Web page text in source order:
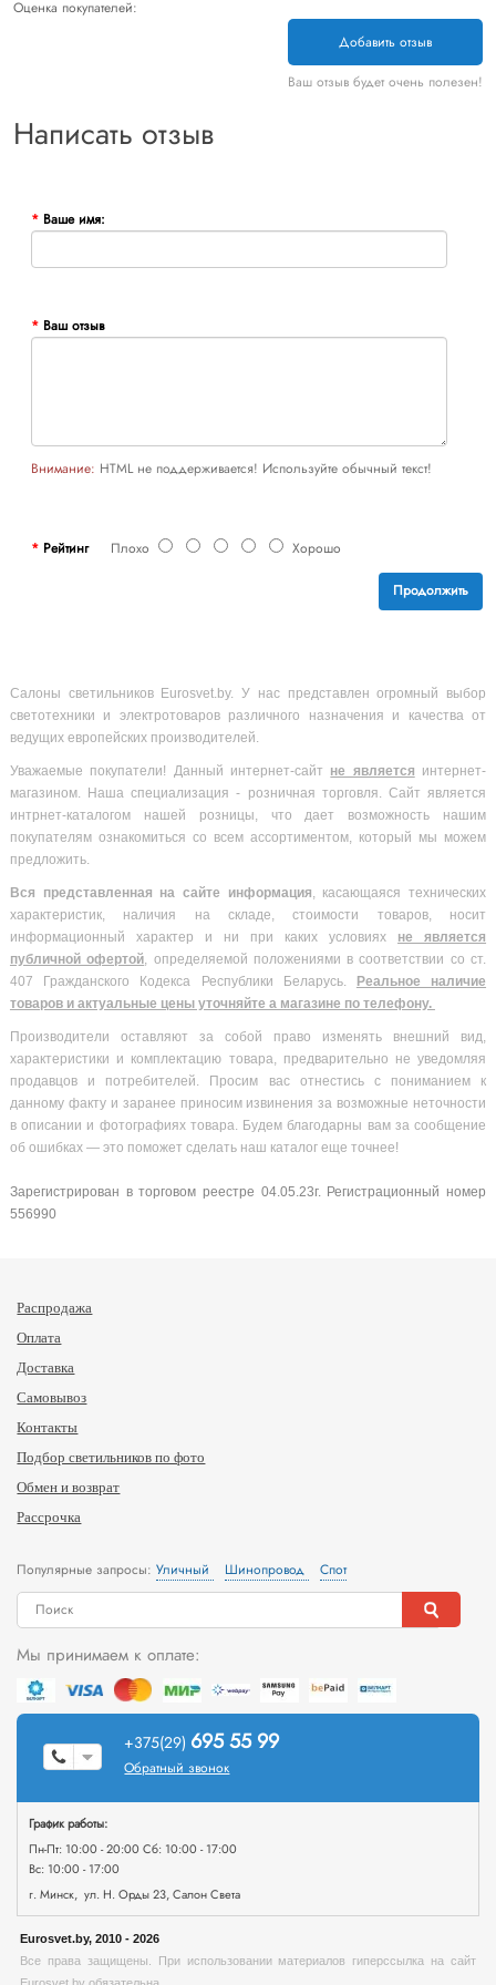
Оценка покупателей:
Добавить отзыв
Ваш отзыв будет очень полезен!
Написать отзыв
Ваше имя:
Ваш отзыв
Внимание: HTML не поддерживается! Используйте обычный текст!
РейтингПлохо Хорошо
Продолжить
Салоны светильников Eurosvet.by. У нас представлен огромный выбор
светотехники и электротоваров различного назначения и качества от
ведущих европейских производителей.
Уважаемые покупатели! Данный интернет-сайт не является интернет-
магазином. Наша специализация - розничная торговля. Сайт является
интрнет-каталогом нашей розницы, что дает возможность нашим
покупателям ознакомиться со всем ассортиментом, который мы можем
предложить.
Вся представленная на сайте информация, касающаяся технических
характеристик, наличия на складе, стоимости товаров, носит
информационный характер и ни при каких условиях не является
публичной офертой, определяемой положениями в соответствии со ст.
407 Гражданского Кодекса Республики Беларусь.
Реальное наличие
товаров и актуальные цены уточняйте а магазине по телефону.
Производители оставляют за собой право изменять внешний вид,
характеристики и комплектацию товара, предварительно не уведомляя
продавцов и потребителей. Просим вас отнестись с пониманием к
данному факту и заранее приносим извинения за возможные неточности
в описании и фотографиях товара. Будем благодарны вам за сообщение
об ошибках — это поможет сделать наш каталог еще точнее!
Зарегистрирован в торговом реестре 04.05.23г. Регистрационный номер
556990
Распродажа
Оплата
Доставка
Самовывоз
Контакты
Подбор светильников по фото
Обмен и возврат
Рассрочка
Популярные запросы:Уличный Шинопровод Спот
Мы принимаем к оплате:
+375(29) 695 55 99
Обратный звонок
График работы:
Пн-Пт: 10:00 - 20:00 Сб: 10:00 - 17:00
Вс: 10:00 - 17:00
г. Минск, ул. Н. Орды 23, Салон Света
Eurosvet.by, 2010 - 2026
Все права защищены. При использовании материалов гиперссылка на сайт